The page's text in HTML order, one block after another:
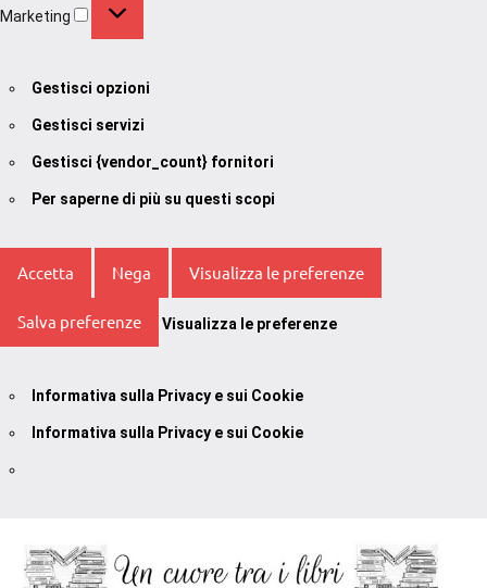
Marketing
Gestisci opzioni
Gestisci servizi
Gestisci {vendor_count} fornitori
Per saperne di più su questi scopi
Accetta Nega Visualizza le preferenze
Salva preferenze Visualizza le preferenze
Informativa sulla Privacy e sui Cookie
Informativa sulla Privacy e sui Cookie
contenuto